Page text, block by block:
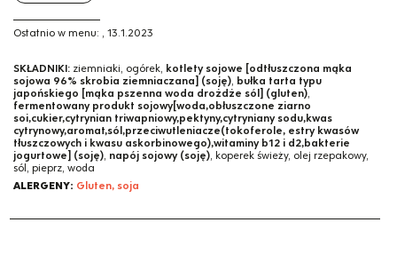
Ostatnio w menu: , 13.1.2023
SKŁADNIKI: ziemniaki, ogórek, kotlety sojowe [odtłuszczona mąka
sojowa 96% skrobia ziemniaczana] (soję), bułka tarta typu
japońskiego [mąka pszenna woda drożdże sól] (gluten),
fermentowany produkt sojowy[woda,obłuszczone ziarno
soi,cukier,cytrynian triwapniowy,pektyny,cytryniany sodu,kwas
cytrynowy,aromat,sól,przeciwutleniacze(tokoferole, estry kwasów
tłuszczowych i kwasu askorbinowego),witaminy b12 i d2,bakterie
jogurtowe] (soję), napój sojowy (soję), koperek świeży, olej rzepakowy,
sól, pieprz, woda
ALERGENY: Gluten, soja